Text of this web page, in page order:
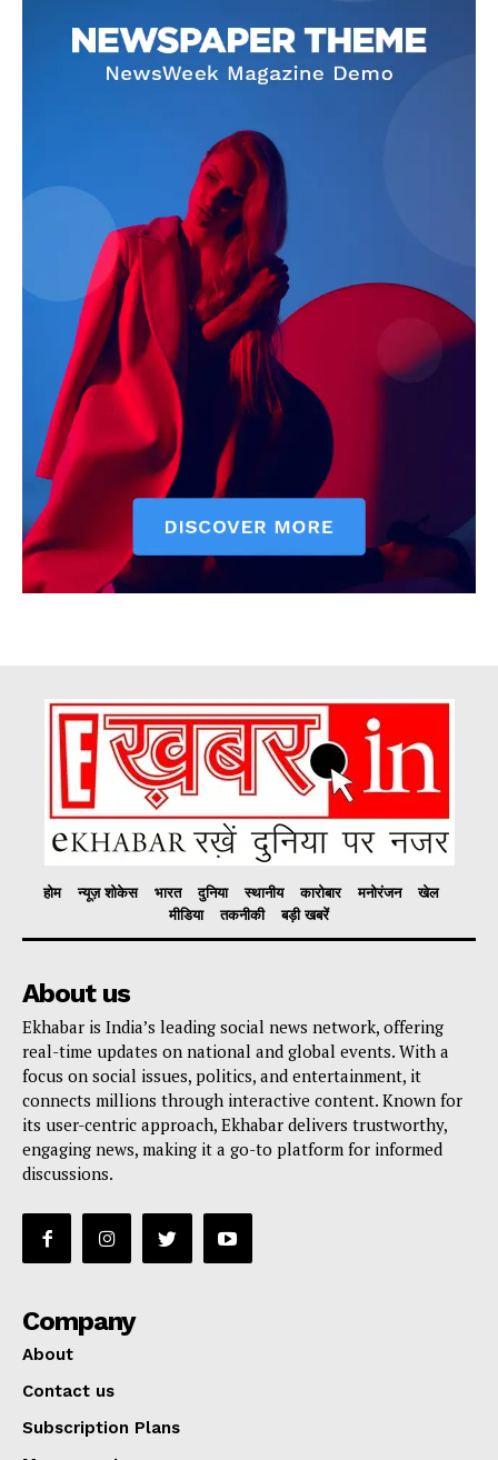
Contact us
Subscription Plans
My account
होम न्यूज़ शोकेस भारत दुनिया स्थानीय कारोबार मनोरंजन
खेल
मीडिया
तकनीकी बड़ी खबरें
About us
Ekhabar is India’s leading social news network, offering
real-time updates on national and global events. With a
focus on social issues, politics, and entertainment, it
connects millions through interactive content. Known for
its user-centric approach, Ekhabar delivers trustworthy,
engaging news, making it a go-to platform for informed
discussions.
Company
About
Contact us
Subscription Plans